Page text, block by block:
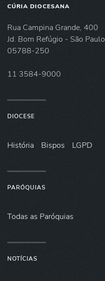
CÚRIA DIOCESANA
Rua Campina Grande, 400
Jd. Bom Refúgio - São Paulo
05788-250
11 3584-9000
DIOCESE
História Bispos LGPD
PARÓQUIAS
Todas as Paróquias
NOTÍCIAS